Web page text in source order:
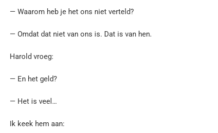
— Waarom heb je het ons niet verteld?
— Omdat dat niet van ons is. Dat is van hen.
Harold vroeg:
— En het geld?
— Het is veel…
Ik keek hem aan: